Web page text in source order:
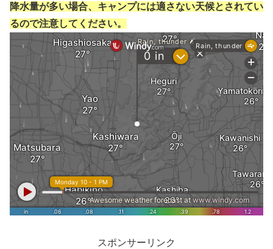
降水量が多い場合、キャンプには適さない天候とされてい
るので注意してください。
スポンサーリンク